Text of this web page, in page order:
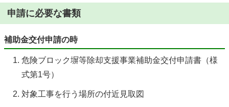
申請に必要な書類
補助金交付申請の時
危険ブロック塀等除却支援事業補助金交付申請書（様
式第1号）
対象工事を行う場所の付近見取図